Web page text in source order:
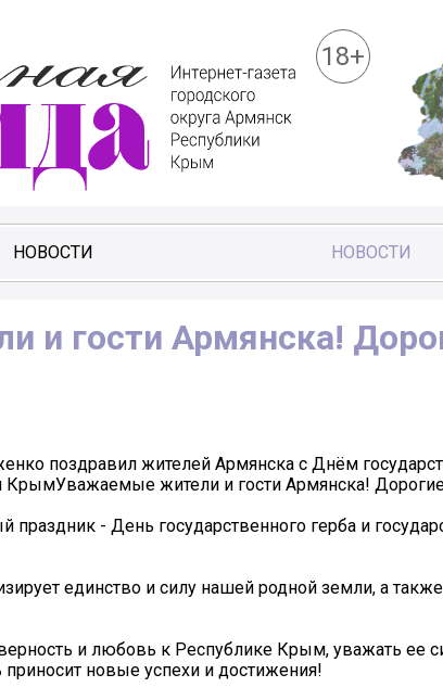
18+
НОВОСТИ НОВОСТИ
и гости Армянска!
поздравил жителей Армянска с Днём
КрымУважаемые жители и гости Армянска!
- День государственного герба и
единство и силу нашей родной земли, а
и любовь к Республике Крым, уважать ее
новые успехи и достижения!